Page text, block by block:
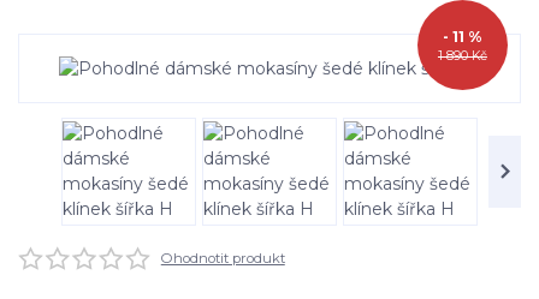
1 890 Kč
- 11 %
Ohodnotit produkt